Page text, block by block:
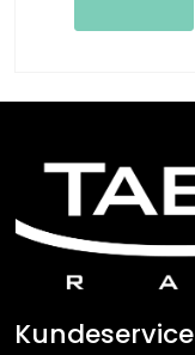
Kundeservice